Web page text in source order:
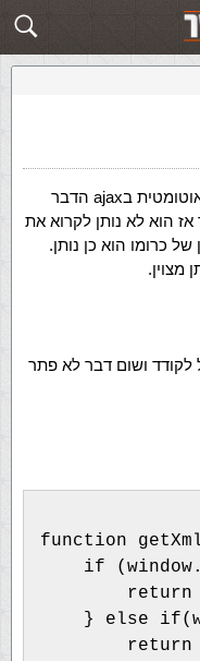
שלח תשובה
בניתי input עם השלמה אוטומטית בajax הדבר
הוא לא נותן לקרוא את
כרומו הוא כן נותן.
מצוין.
לקודד ושום דבר לא פתר
function
if
return new
} else
return new